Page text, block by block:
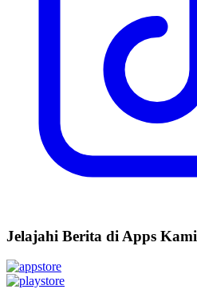
Jelajahi Berita di Apps Kami